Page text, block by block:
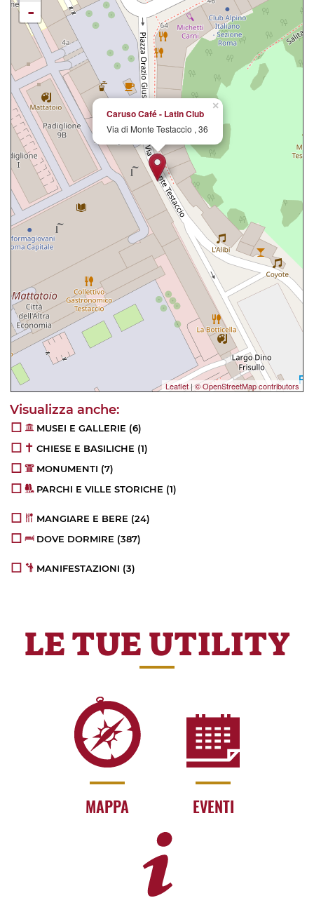
×
Caruso Café - Latin Club
Via di Monte Testaccio , 36
-
Leaflet | © OpenStreetMap contributors
MUSEI E GALLERIE (6)
CHIESE E BASILICHE (1)
MONUMENTI (7)
PARCHI E VILLE STORICHE (1)
MANGIARE E BERE (24)
DOVE DORMIRE (387)
MANIFESTAZIONI (3)
LE TUE UTILITY
MAPPA EVENTI